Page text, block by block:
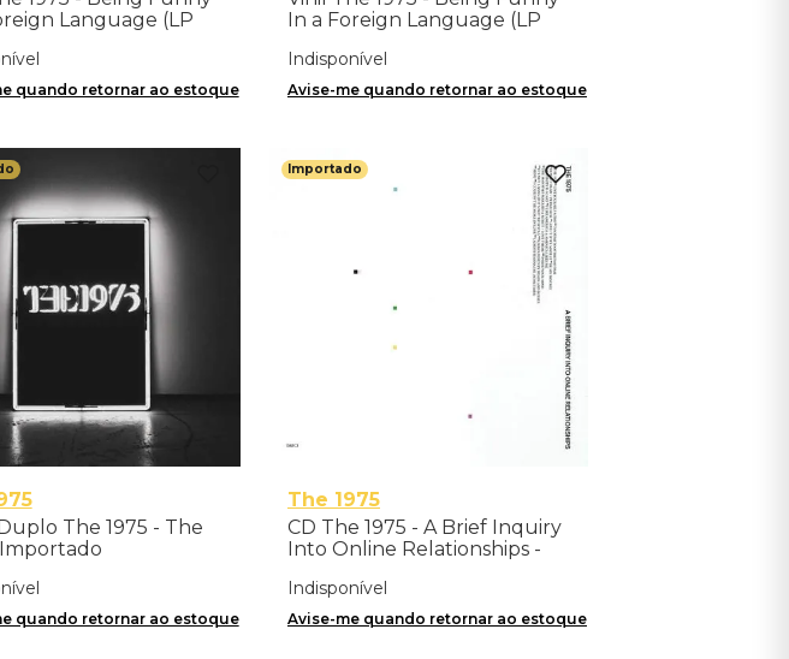
Language (LP
quando retornar ao estoque
In a Foreign Language (LP
Indisponível
Avise-me quando retornar ao estoque
The 1975 - The
Importado
quando retornar ao estoque
Importado
The 1975
CD The 1975 - A Brief Inquiry
Into Online Relationships -
Indisponível
Avise-me quando retornar ao estoque